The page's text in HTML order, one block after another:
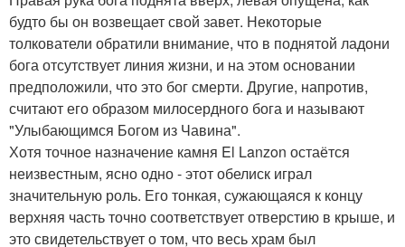
будто бы он возвещает свой завет. Некоторые
толкователи обратили внимание, что в поднятой ладони
бога отсутствует линия жизни, и на этом основании
предположили, что это бог смерти. Другие, напротив,
считают его образом милосердного бога и называют
"Улыбающимся Богом из Чавина".
Хотя точное назначение камня El Lanzon остаётся
неизвестным, ясно одно - этот обелиск играл
значительную роль. Его тонкая, сужающаяся к концу
верхняя часть точно соответствует отверстию в крыше, и
это свидетельствует о том, что весь храм был